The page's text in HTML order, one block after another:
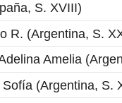
S. XVIII)
R. (Argentina, S.
Amelia
(Argentina, S.